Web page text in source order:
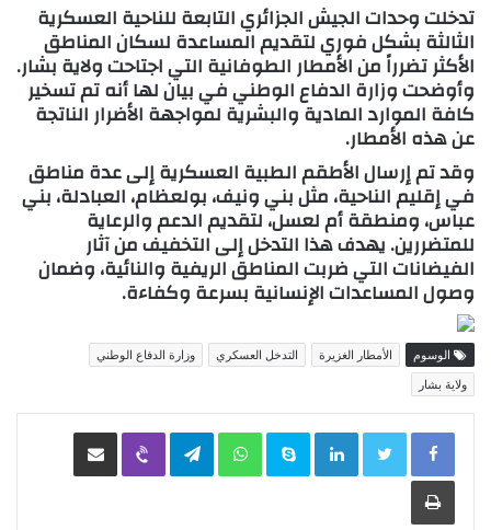
تدخلتوحدات الجيش الجزائريالتابعة للناحية العسكرية
الثالثة بشكل فوري لتقديم المساعدة لسكانالمناطق
الأكثر تضرراً من الأمطار الطوفانيةالتي اجتاحت ولايةبشار.
وأوضحتوزارة الدفاع الوطنيفي بيان لها أنه تمتسخير
كافة الموارد المادية والبشريةلمواجهة الأضرار الناتجة
عن هذه الأمطار.
وقد تم إرسالالأطقم الطبية العسكريةإلى عدة مناطق
في إقليم الناحية، مثلبني ونيف، بولعظام، العبادلة، بني
عباس، ومنطقة أم لعسل، لتقديم الدعم والرعاية
للمتضررين. يهدف هذا التدخل إلى التخفيف من آثار
الفيضاناتالتي ضربت المناطق الريفية والنائية، وضمان
وصولالمساعدات الإنسانيةبسرعة وكفاءة.
الوسوم الأمطار الغزيرة التدخل العسكري
وزارة الدفاع الوطني
ولاية بشار
LinkedIn
Skype
WhatsApp
Telegram
Viber مشاركة عبر البريد
طباعة